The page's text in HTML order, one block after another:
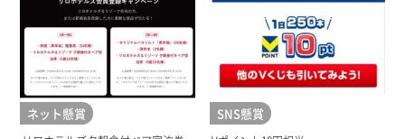
ネット懸賞 SNS懸賞